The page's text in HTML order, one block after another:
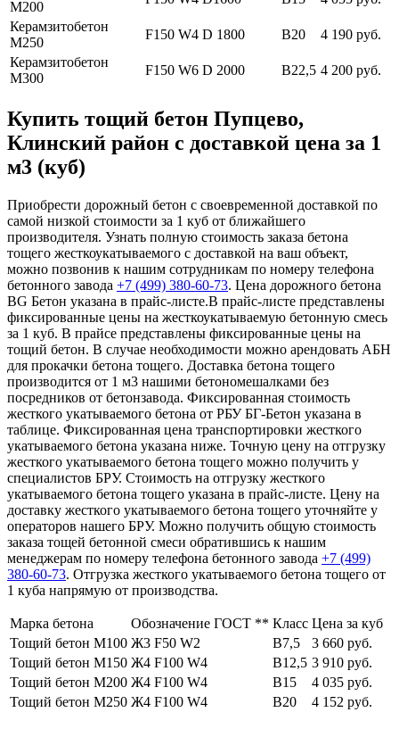
М200
Керамзитобетон
М250
F150 W4 D 1800 В20
4 190 руб.
Керамзитобетон
М300
F150 W6 D 2000 В22,5 4 200 руб.
Купить тощий бетон Пупцево,
Клинский район с доставкой цена за 1
м3 (куб)
Приобрести дорожный бетон с своевременной доставкой по
самой низкой стоимости за 1 куб от ближайшего
производителя. Узнать полную стоимость заказа бетона
тощего жесткоукатываемого с доставкой на ваш объект,
можно позвонив к нашим сотрудникам по номеру телефона
бетонного завода +7 (499) 380-60-73. Цена дорожного бетона
BG Бетон указана в прайс-листе.В прайс-листе представлены
фиксированные цены на жесткоукатываемую бетонную смесь
за 1 куб. В прайсе представлены фиксированные цены на
тощий бетон. В случае необходимости можно арендовать АБН
для прокачки бетона тощего. Доставка бетона тощего
производится от 1 м3 нашими бетономешалками без
посредников от бетонзавода. Фиксированная стоимость
жесткого укатываемого бетона от РБУ БГ-Бетон указана в
таблице. Фиксированная цена транспортировки жесткого
укатываемого бетона указана ниже. Точную цену на отгрузку
жесткого укатываемого бетона тощего можно получить у
специалистов БРУ. Стоимость на отгрузку жесткого
укатываемого бетона тощего указана в прайс-листе. Цену на
доставку жесткого укатываемого бетона тощего уточняйте у
операторов нашего БРУ. Можно получить общую стоимость
заказа тощей бетонной смеси обратившись к нашим
менеджерам по номеру телефона бетонного завода +7 (499)
380-60-73. Отгрузка жесткого укатываемого бетона тощего от
1 куба напрямую от производства.
Марка бетона Обозначение ГОСТ ** Класс Цена за куб
Тощий бетон М100 Ж3 F50 W2 В7,5
3 660 руб.
Тощий бетон М150 Ж4 F100 W4 В12,5 3 910 руб.
Тощий бетон М200 Ж4 F100 W4 В15
4 035 руб.
Тощий бетон М250 Ж4 F100 W4 В20 4 152 руб.